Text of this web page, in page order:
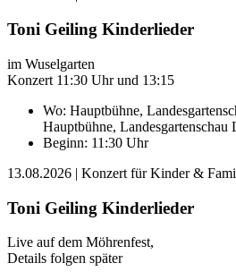
Toni Geiling Kinderlieder
im Wuselgarten
Konzert 11:30 Uhr und 13:15
Wo: Hauptbühne,
Hauptbühne, Landesgartenschau
Beginn: 11:30 Uhr
13.08.2026 | Konzert für Kinder &
Toni Geiling Kinderlieder
Live auf dem Möhrenfest,
Details folgen später